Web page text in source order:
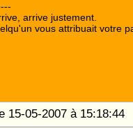
arrive justement.
vous attribuait votre
15-05-2007 à